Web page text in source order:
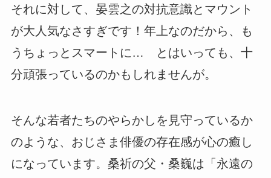
それに対して、晏雲之の対抗意識とマウント
が大人気なさすぎです！年上なのだから、も
うちょっとスマートに… とはいっても、十
分頑張っているのかもしれませんが。
そんな若者たちのやらかしを見守っているか
のような、おじさま俳優の存在感が心の癒し
になっています。桑祈の父・桑巍は「永遠の